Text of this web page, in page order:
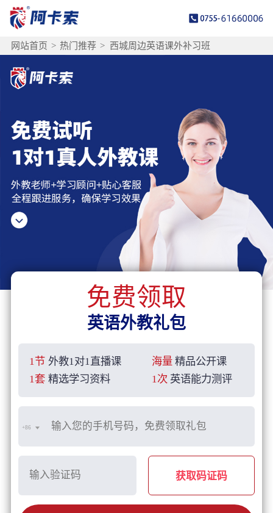
网站首页 > 热门推荐 > 西城周边英语课外补习班
免费领取
英语外教礼包
1节 外教1对1直播课 海量 精品公开课
1套 精选学习资料 1次 英语能力测评
+86
获取码证码